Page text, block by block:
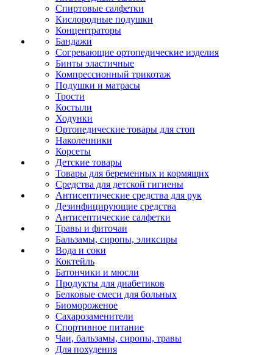
Спиртовые салфетки
Кислородные подушки
Концентраторы
Бандажи
Согревающие ортопедические изделия
Бинты эластичные
Компрессионный трикотаж
Подушки и матрасы
Трости
Костыли
Ходунки
Ортопедические товары для стоп
Наколенники
Корсеты
Детские товары
Товары для беременных и кормящих
Средства для детской гигиены
Антисептические средства для рук
Дезинфицирующие средства
Антисептические салфетки
Травы и фиточаи
Бальзамы, сиропы, эликсиры
Вода и соки
Коктейль
Батончики и мюсли
Продукты для диабетиков
Белковые смеси для больных
Биомороженое
Сахарозаменители
Спортивное питание
Чаи, бальзамы, сиропы, травы
Для похудения